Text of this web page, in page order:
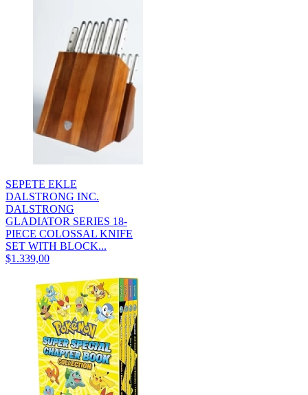
SEPETE EKLE
DALSTRONG INC.
DALSTRONG
GLADIATOR SERIES 18-
PIECE COLOSSAL KNIFE
SET WITH BLOCK...
$1.339,00